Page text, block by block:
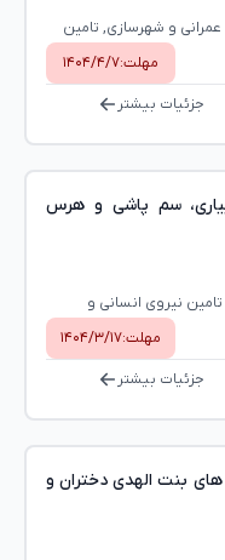
و شهرسازی, تامین
مهلت:۱۴۰۴/۴/۷
جزئیات بیشتر
سم پاشی و هرس
نیروی انسانی و
مهلت:۱۴۰۴/۳/۱۷
جزئیات بیشتر
های بنت الهدی دختران و